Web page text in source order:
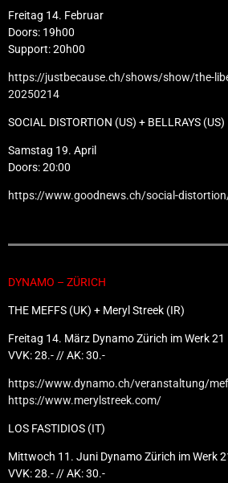
Freitag 14. Februar
Doors: 19h00
Support: 20h00
https://justbecause.ch/shows/show/the-
20250214
SOCIAL DISTORTION (US) + BELLRAYS (US)
Samstag 19. April
Doors: 20:00
https://www.goodnews.ch/social-
DYNAMO – ZÜRICH
THE MEFFS (UK) + Meryl Streek (IR)
Freitag 14. März Dynamo Zürich im Werk 21
VVK: 28.- // AK: 30.-
https://www.dynamo.ch/veranstaltung/
https://www.merylstreek.com/
LOS FASTIDIOS (IT)
Mittwoch 11. Juni Dynamo Zürich im Werk
VVK: 28.- // AK: 30.-